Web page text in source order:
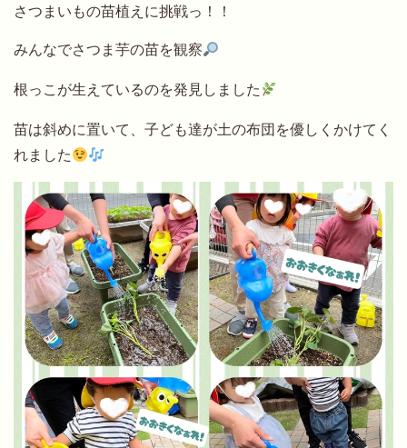
さつまいもの苗植えに挑戦っ！！
みんなでさつま芋の苗を観察
根っこが生えているのを発見しました
苗は斜めに置いて、子ども達が土の布団を優しくかけてく
れました